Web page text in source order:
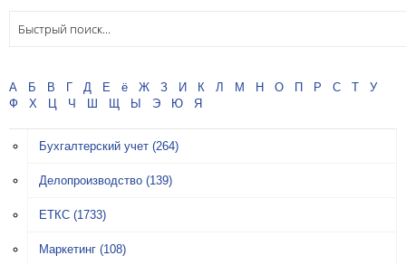
А Б В Г Д Е ё Ж З И К Л М Н О П Р С Т
У
Ф
Х Ц Ч Ш Щ Ы Э Ю Я
Бухгалтерский учет (264)
Делопроизводство (139)
ЕТКС (1733)
Маркетинг (108)